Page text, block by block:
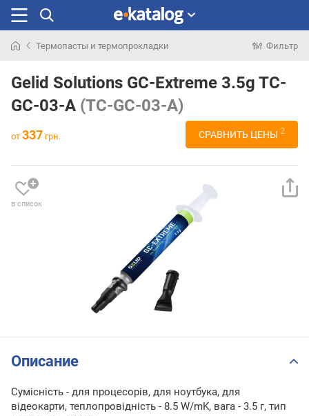
раньше
Термопасты и термопрокладки Фильтр
Gelid Solutions GC-Extreme 3.5g TC-
GC-03-A (TC-GC-03-A)
от 337 грн. СРАВНИТЬ ЦЕНЫ 2
в список
Описание
Сумісність - для процесорів, для ноутбука, для
відеокарти, теплопровідність - 8.5 W/mK, вага - 3.5 г, тип